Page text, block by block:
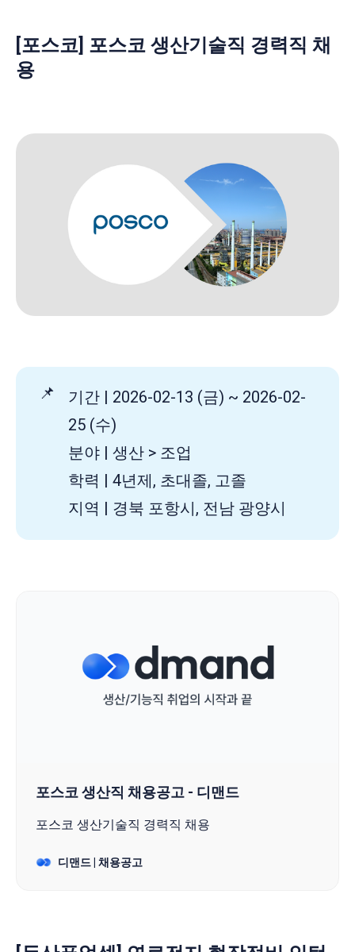
[포스코] 포스코 생산기술직 경력직 채
용
📌
기간 | 2026-02-13 (금) ~ 2026-02-
25 (수)
분야 | 생산 > 조업
학력 | 4년제, 초대졸, 고졸
지역 | 경북 포항시, 전남 광양시
포스코 생산직 채용공고 - 디맨드
포스코 생산기술직 경력직 채용
디맨드 | 채용공고